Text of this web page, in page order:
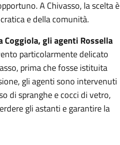
A Chivasso, la scelta è
e della comunità.
gli agenti Rossella
particolarmente delicato
prima che fosse istituita
gli agenti sono intervenuti
di spranghe e cocci di vetro,
gli astanti e garantire la